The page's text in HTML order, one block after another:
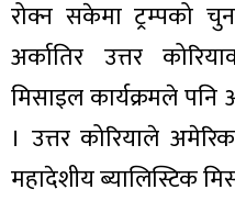
रोक्न सकेमा ट्रम्पको
अर्कातिर उत्तर
मिसाइल कार्यक्रमले पनि
। उत्तर कोरियाले
महादेशीय ब्यालिस्टिक